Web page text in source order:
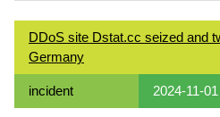
DDoS site Dstat.cc seized and
Germany
incident 2024-11-